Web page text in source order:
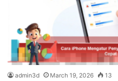
admin3d March 19, 2026 13